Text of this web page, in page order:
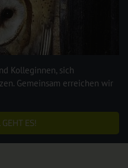
Kolleginnen, sich
Gemeinsam erreichen wir
ES!